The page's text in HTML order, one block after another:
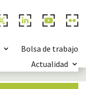
Bolsa de trabajo
Actualidad